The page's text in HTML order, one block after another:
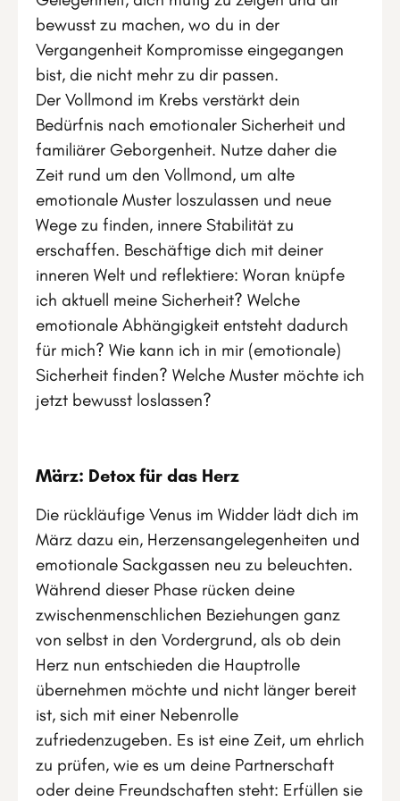
bewusst zu machen, wo du in der
Vergangenheit Kompromisse eingegangen
bist, die nicht mehr zu dir passen.
Der Vollmond im Krebs verstärkt dein
Bedürfnis nach emotionaler Sicherheit und
familiärer Geborgenheit. Nutze daher die
Zeit rund um den Vollmond, um alte
emotionale Muster loszulassen und neue
Wege zu finden, innere Stabilität zu
erschaffen. Beschäftige dich mit deiner
inneren Welt und reflektiere: Woran knüpfe
ich aktuell meine Sicherheit? Welche
emotionale Abhängigkeit entsteht dadurch
für mich? Wie kann ich in mir (emotionale)
Sicherheit finden? Welche Muster möchte ich
jetzt bewusst loslassen?
März: Detox für das Herz
Die rückläufige Venus im Widder lädt dich im
März dazu ein, Herzensangelegenheiten und
emotionale Sackgassen neu zu beleuchten.
Während dieser Phase rücken deine
zwischenmenschlichen Beziehungen ganz
von selbst in den Vordergrund, als ob dein
Herz nun entschieden die Hauptrolle
übernehmen möchte und nicht länger bereit
ist, sich mit einer Nebenrolle
zufriedenzugeben. Es ist eine Zeit, um ehrlich
zu prüfen, wie es um deine Partnerschaft
oder deine Freundschaften steht: Erfüllen sie